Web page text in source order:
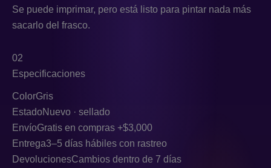
Se puede imprimar, pero está listo para pintar nada más
sacarlo del frasco.
02
Especificaciones
ColorGris
EstadoNuevo · sellado
EnvíoGratis en compras +$3,000
Entrega3–5 días hábiles con rastreo
DevolucionesCambios dentro de 7 días